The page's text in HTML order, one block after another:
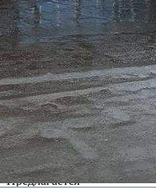
Характеристики
№ объявления
107726
Дата размещения
01.02.2025
Город
Уфа
Адрес
деревня Старые Киешки,
Расположено
Этаж
2
Предлагается